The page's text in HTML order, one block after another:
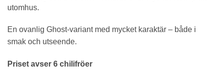
utomhus.
En ovanlig Ghost-variant med mycket karaktär – både i
smak och utseende.
Priset avser 6 chilifröer